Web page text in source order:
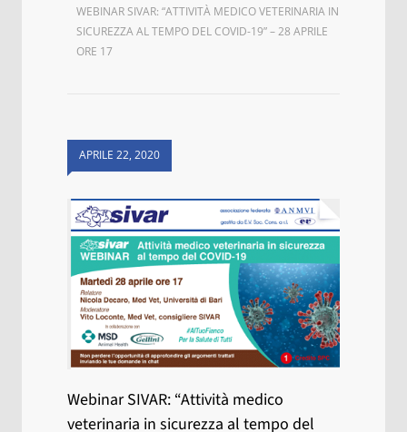
WEBINAR SIVAR: “ATTIVITÀ MEDICO VETERINARIA IN
SICUREZZA AL TEMPO DEL COVID-19” – 28 APRILE
ORE 17
APRILE 22, 2020
Webinar SIVAR: “Attività medico
veterinaria in sicurezza al tempo del